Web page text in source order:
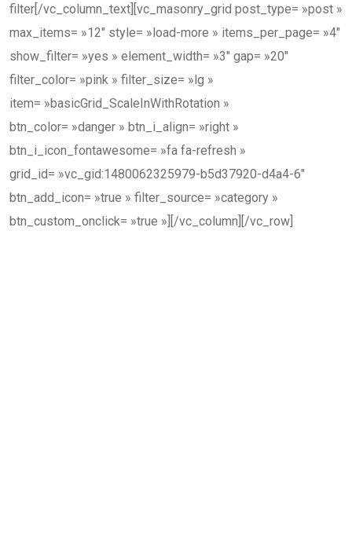
filter[/vc_column_text][vc_masonry_grid post_type= »post »
max_items= »12″ style= »load-more » items_per_page= »4″
show_filter= »yes » element_width= »3″ gap= »20″
filter_color= »pink » filter_size= »lg »
item= »basicGrid_ScaleInWithRotation »
btn_color= »danger » btn_i_align= »right »
btn_i_icon_fontawesome= »fa fa-refresh »
grid_id= »vc_gid:1480062325979-b5d37920-d4a4-6″
btn_add_icon= »true » filter_source= »category »
btn_custom_onclick= »true »][/vc_column][/vc_row]